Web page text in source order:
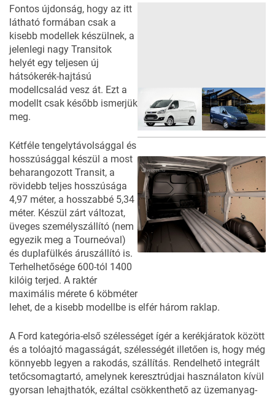
Fontos újdonság, hogy az itt
látható formában csak a
kisebb modellek készülnek, a
jelenlegi nagy Transitok
helyét egy teljesen új
hátsókerék-hajtású
modellcsalád vesz át. Ezt a
modellt csak később ismerjük
meg.
Kétféle tengelytávolsággal és
hosszúsággal készül a most
beharangozott Transit, a
rövidebb teljes hosszúsága
4,97 méter, a hosszabbé 5,34
méter. Készül zárt változat,
üveges személyszállító (nem
egyezik meg a Tourneóval)
és duplafülkés áruszállító is.
Terhelhetősége 600-tól 1400
kilóig terjed. A raktér
maximális mérete 6 köbméter
lehet, de a kisebb modellbe is elfér három raklap.
A Ford kategória-első szélességet ígér a kerékjáratok között
és a tolóajtó magasságát, szélességét illetően is, hogy még
könnyebb legyen a rakodás, szállítás. Rendelhető integrált
tetőcsomagtartó, amelynek keresztrúdjai használaton kívül
gyorsan lehajthatók, ezáltal csökkenthető az üzemanyag-